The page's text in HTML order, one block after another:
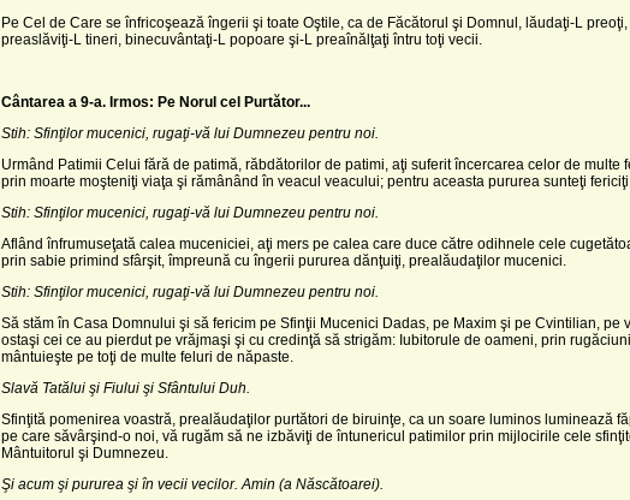
Pe Cel de Care se înfricoşează îngerii şi toate Oştile, ca de Făcătorul şi Domnul, lăudaţi-L preoţi,
preaslăviţi-L tineri, binecuvântaţi-L popoare şi-L preaînălţaţi întru toţi vecii.
Cântarea a 9-a. Irmos: Pe Norul cel Purtător...
Stih: Sfinţilor mucenici, rugaţi-vă lui Dumnezeu pentru noi.
Urmând Patimii Celui fără de patimă, răbdătorilor de patimi, aţi suferit încercarea celor de multe
prin moarte moşteniţi viaţa şi rămânând în veacul veacului; pentru aceasta pururea sunteţi fericiţi.
Stih: Sfinţilor mucenici, rugaţi-vă lui Dumnezeu pentru noi.
Aflând înfrumuseţată calea muceniciei, aţi mers pe calea care duce către odihnele cele
prin sabie primind sfârşit, împreună cu îngerii pururea dănţuiţi, prealăudaţilor mucenici.
Stih: Sfinţilor mucenici, rugaţi-vă lui Dumnezeu pentru noi.
Să stăm în Casa Domnului şi să fericim pe Sfinţii Mucenici Dadas, pe Maxim şi pe Cvintilian, pe
ostaşi cei ce au pierdut pe vrăjmaşi şi cu credinţă să strigăm: Iubitorule de oameni, prin
mântuieşte pe toţi de multe feluri de năpaste.
Slavă Tatălui şi Fiului şi Sfântului Duh.
Sfinţită pomenirea voastră, prealăudaţilor purtători de biruinţe, ca un soare luminos luminează
pe care săvârşind-o noi, vă rugăm să ne izbăviţi de întunericul patimilor prin mijlocirile cele
Mântuitorul şi Dumnezeu.
Şi acum şi pururea şi în vecii vecilor. Amin (a Născătoarei).